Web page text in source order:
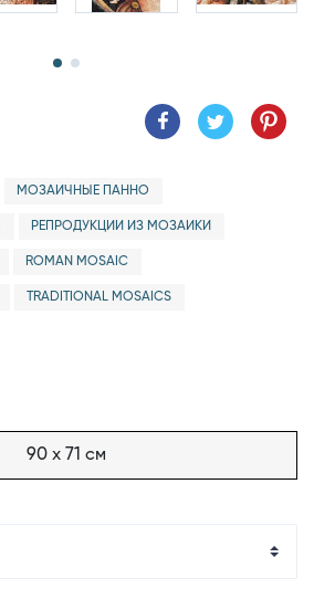
МОЗАИЧНЫЕ ПАННО
РЕПРОДУКЦИИ ИЗ МОЗАИКИ
ROMAN MOSAIC
TRADITIONAL MOSAICS
90 x 71 см